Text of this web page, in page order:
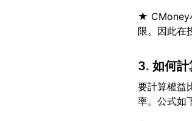
★ CMoney
3. 如何計
要計算權益